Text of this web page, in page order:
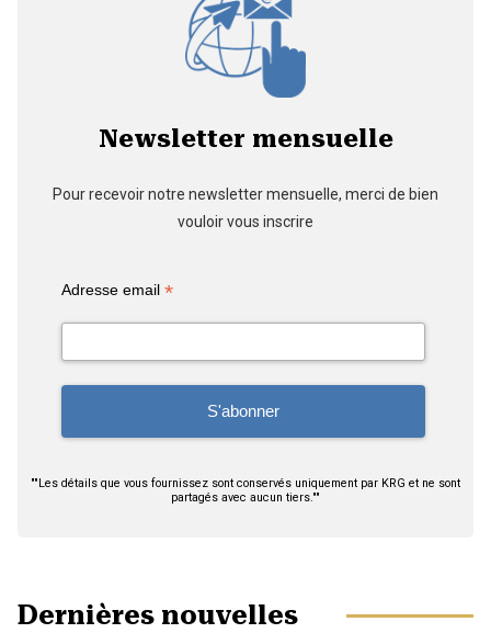
Newsletter mensuelle
Pour recevoir notre newsletter mensuelle, merci de bien
vouloir vous inscrire
Adresse email*
""Les détails que vous fournissez sont conservés uniquement par KRG et ne sont
partagés avec aucun tiers.""
Dernières nouvelles